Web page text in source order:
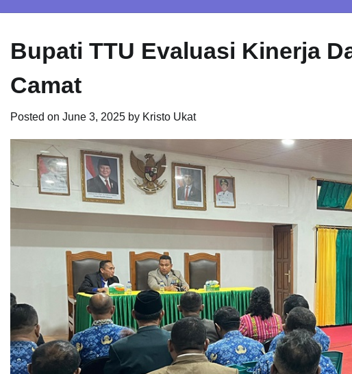
Bupati TTU Evaluasi Kinerja
Camat
Posted on June 3, 2025 by Kristo Ukat